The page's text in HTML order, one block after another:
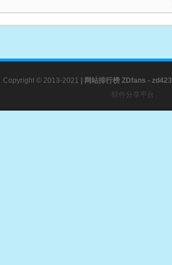
Copyright © 2013-2021 网站排行榜ZDfans - zd423
软件分享平台